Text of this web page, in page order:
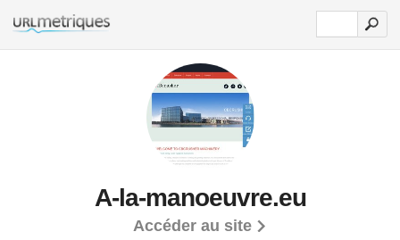
A-la-manoeuvre.eu
Accéder au site